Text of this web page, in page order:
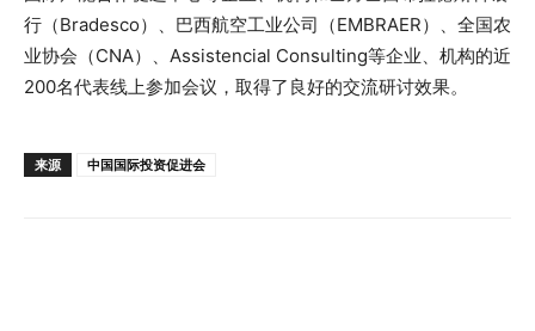
行（Bradesco）、巴西航空工业公司（EMBRAER）、全国农
业协会（CNA）、Assistencial Consulting等企业、机构的近
200名代表线上参加会议，取得了良好的交流研讨效果。
来源 中国国际投资促进会